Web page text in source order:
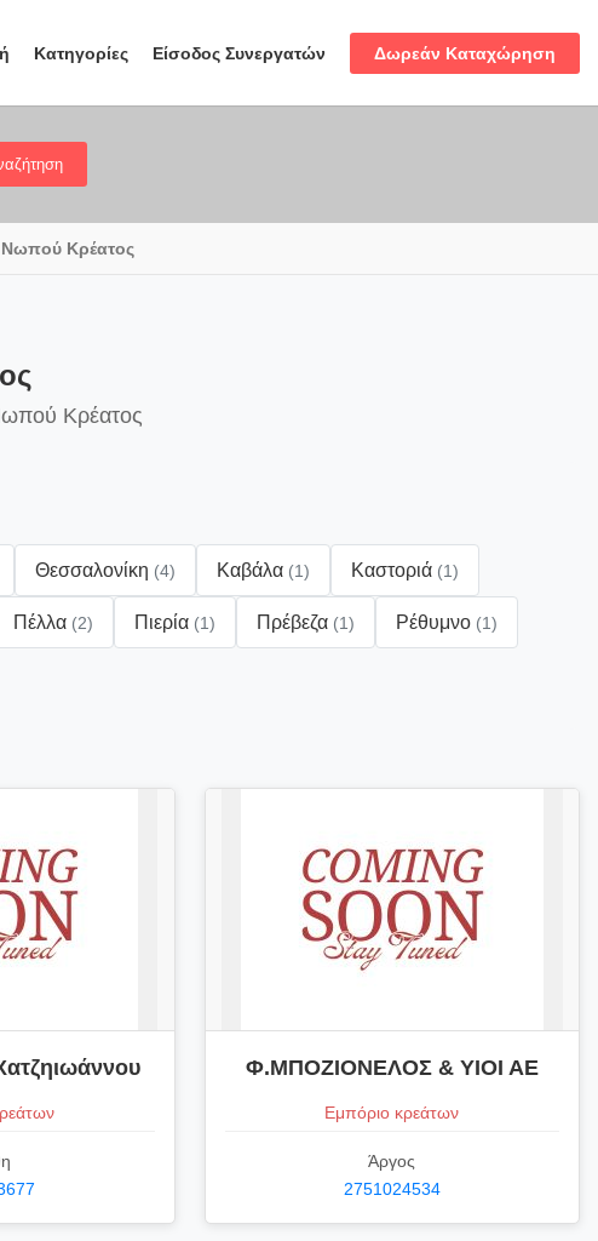
Κατηγορίες Είσοδος Συνεργατών Δωρεάν Καταχώρηση
Νωπού Κρέατος
Κρέατος
Θεσσαλονίκη (4) Καβάλα (1) Καστοριά (1)
Πέλλα (2) Πιερία (1) Πρέβεζα (1) Ρέθυμνο (1)
Φ.ΜΠΟΖΙΟΝΕΛΟΣ & ΥΙΟΙ ΑΕ
Εμπόριο κρεάτων
Άργος
2751024534